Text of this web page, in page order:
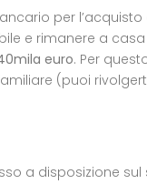
per
e rimanere a
euro. Per
(puoi
a disposizione sul